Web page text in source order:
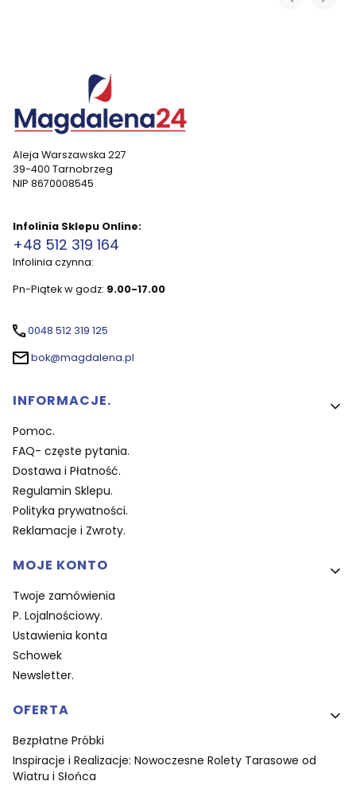
Aleja Warszawska 227
39-400 Tarnobrzeg
NIP 8670008545
Infolinia Sklepu Online:
+48 512 319 164
Infolinia czynna:
Pn-Piątek w godz: 9.00-17.00
0048 512 319 125
bok@magdalena.pl
Linki w stopce
INFORMACJE.
Pomoc.
FAQ- częste pytania.
Dostawa i Płatność.
Regulamin Sklepu.
Polityka prywatności.
Reklamacje i Zwroty.
MOJE KONTO
Twoje zamówienia
P. Lojalnościowy.
Ustawienia konta
Schowek
Newsletter.
OFERTA
Bezpłatne Próbki
Inspiracje i Realizacje: Nowoczesne Rolety Tarasowe od
Wiatru i Słońca